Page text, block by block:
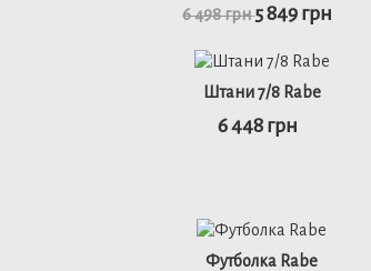
детальніше
детальніше
6 498 грн 5 849 грн
Штани 7/8 Rabe
6 448 грн
Футболка Rabe